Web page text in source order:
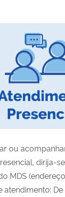
ou
dirija-
MDS
atendimento: